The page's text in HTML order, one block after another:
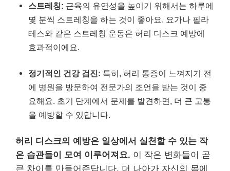
스트레칭: 근육의 유연성을 높이기 위해서는 하루에
몇 분씩 스트레칭을 하는 것이 좋아요. 요가나 필라
테스와 같은 스트레칭 운동은 허리 디스크 예방에
효과적이에요.
정기적인 건강 검진: 특히, 허리 통증이 느껴지기 전
에 병원을 방문하여 전문가의 조언을 받는 것이 중
요해요. 초기 단계에서 문제를 발견하면, 더 큰 고통
을 예방할 수 있답니다.
허리 디스크의 예방은 일상에서 실천할 수 있는 작
은 습관들이 모여 이루어져요. 이 작은 변화들이 곧
큰 차이를 만들어준답니다. 더 나아가 자신의 몸에